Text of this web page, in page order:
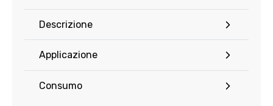
Descrizione
Applicazione
Consumo